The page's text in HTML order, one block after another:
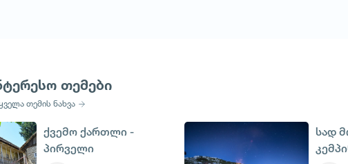
თემები
თემის ნახვა
ქვემო ქართლი -
პირველი
სად